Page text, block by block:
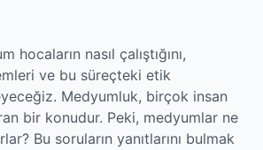
hocaların nasıl çalıştığını,
ve bu süreçteki etik
Medyumluk, birçok insan
bir konudur. Peki, medyumlar ne
Bu soruların yanıtlarını bulmak